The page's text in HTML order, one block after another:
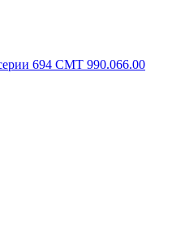
694 CMT 990.066.00